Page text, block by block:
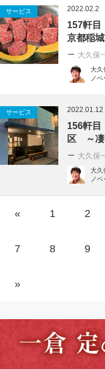
サービス 2022.02.2
157軒
京都稲
大久保
大久
ノ
サービス 2022.01.12
156軒
区 ～凄
大久保
大久
ノ
« 1 2
7 8 9
»